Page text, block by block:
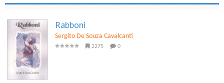
Rabboni
Sergito De Souza Cavalcanti
2275 0